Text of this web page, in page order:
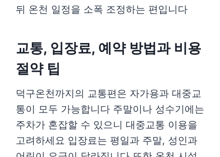
뒤 온천 일정을 소폭 조정하는 편입니다
교통, 입장료, 예약 방법과 비용
절약 팁
덕구온천까지의 교통편은 자가용과 대중교
통이 모두 가능합니다 주말이나 성수기에는
주차가 혼잡할 수 있으니 대중교통 이용을
고려하세요 입장료는 평일과 주말, 성인과